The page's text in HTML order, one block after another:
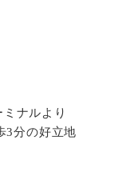
ナルより
3分の好立地